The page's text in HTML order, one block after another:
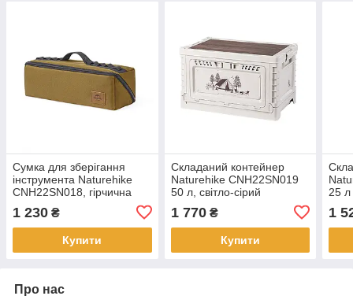
Сумка для зберігання
інструмента Naturehike
CNH22SN018, гірчична
1 230 ₴
Купити
Складаний контейнер
Naturehike CNH22SN019
50 л, світло-сірий
1 770₴
Купити
25 л
1
Про нас